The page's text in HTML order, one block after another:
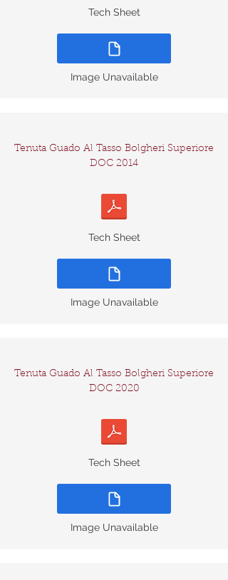
Tech Sheet
Image Unavailable
Tenuta Guado Al Tasso Bolgheri Superiore
DOC 2014
Tech Sheet
Image Unavailable
Tenuta Guado Al Tasso Bolgheri Superiore
DOC 2020
Tech Sheet
Image Unavailable